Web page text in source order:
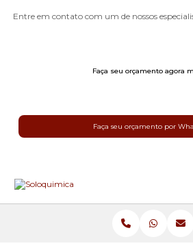
Entre em contato com um de nossos
Faça seu orçamento agora
Faça seu orçamento por